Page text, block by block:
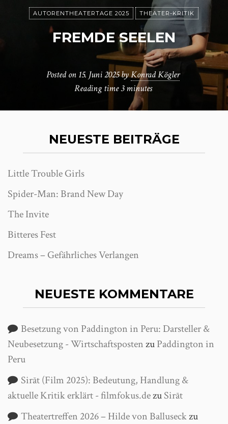
AUTORENTHEATERTAGE 2025 THEATER-KRITIK
FREMDE SEELEN
Posted on 15. Juni 2025byKonrad Kögler
Reading time3 minutes
NEUESTE BEITRÄGE
Little Trouble Girls
Spider-Man: Brand New Day
The Invite
Bitteres Fest
Dreams – Gefährliches Verlangen
NEUESTE KOMMENTARE
Besetzung von Paddington in Peru: Darsteller &
Neubesetzung - WirtschaftspostenzuPaddington in
Peru
Sirāt (Film 2025): Bedeutung, Handlung &
aktuelle Kritik erklärt - filmfokus.dezuSirāt
Theatertreffen 2026 – Hilde von Balluseckzu